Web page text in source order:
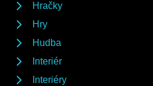
Hračky
Hry
Hudba
Interiér
Interiéry